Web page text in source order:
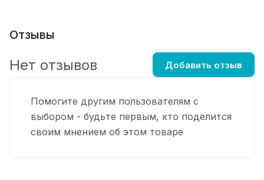
Отзывы
Помогите другим пользователям с
выбором - будьте первым, кто поделится
своим мнением об этом товаре
Нет отзывов Добавить отзыв